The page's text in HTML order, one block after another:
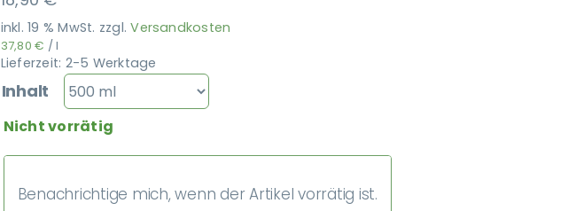
inkl. 19 % MwSt. zzgl.Versandkosten
37,80€ /l
Lieferzeit: 2-5 Werktage
Inhalt
Nicht vorrätig
Benachrichtige mich, wenn der Artikel vorrätig ist.